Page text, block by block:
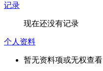
记录
现在还没有记录
个人资料
暂无资料项或无权查看